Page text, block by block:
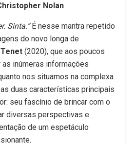
Nolan
Sinta.”É nesse mantra repetido
do novo longa de
Tenet (2020), que aos poucos
inúmeras informações
nos situamos na complexa
duas características principais
seu fascínio de brincar com o
diversas perspectivas e
de um espetáculo